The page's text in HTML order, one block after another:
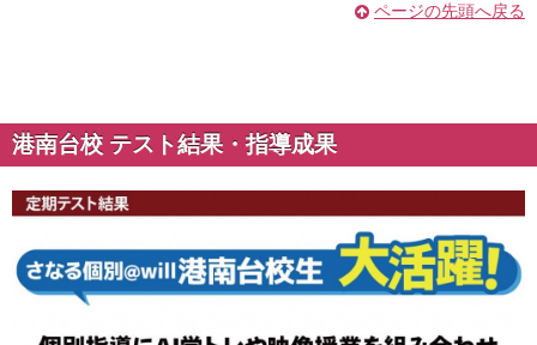
ページの先頭へ戻る
港南台校 テスト結果・指導成果